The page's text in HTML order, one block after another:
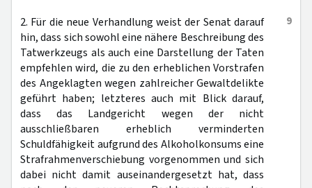
9
2. Für die neue Verhandlung weist der Senat darauf
hin, dass sich sowohl eine nähere Beschreibung des
Tatwerkzeugs als auch eine Darstellung der Taten
empfehlen wird, die zu den erheblichen Vorstrafen
des Angeklagten wegen zahlreicher Gewaltdelikte
geführt haben; letzteres auch mit Blick darauf,
dass das Landgericht wegen der nicht
ausschließbaren erheblich verminderten
Schuldfähigkeit aufgrund des Alkoholkonsums eine
Strafrahmenverschiebung vorgenommen und sich
dabei nicht damit auseinandergesetzt hat, dass